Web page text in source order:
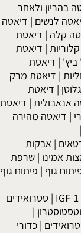
בהריון ולאחר
לנשים | דיאטה
קלה | דיאטת
| דיאטת
| דיאטת
| דיאטת מרק
| דיאטת
אנאבולית | דיאטת
| דיאטה מהירה
|
| אבקות
אמינו |שרפת
גוף | פיתוח גוף
IGF-1
|סטרואידים
|
| כדורי